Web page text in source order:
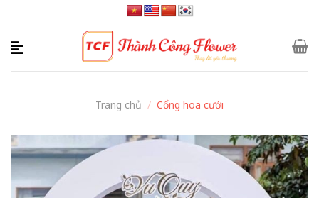
content
Trang chủ / Cổng hoa cưới